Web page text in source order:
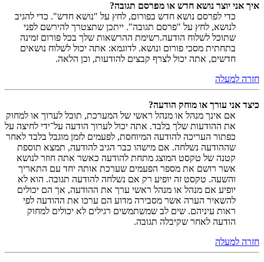
איך אני יוצר נושא חדש או מפרסם תגובה?
כדי לפרסם נושא חדש בפורום, לחץ על "נושא חדש". כדי להגיב
לנושא, לחץ על "פרסם תגובה". ייתכן שתצטרך להירשם לפני
שתוכל לשלוח הודעה.רשימת ההרשאות שלך בכל פורום זמינה
בתחתית מסכי פורום ונושא. לדוגמא: אתה יכול לשלוח נושאים
חדשים, אתה יכול לצרף קבצים להודעות, וכן הלאה.
חזרה למעלה
כיצד אני עורך או מוחק הודעה?
אם אינך מנהל או מנהל ראשי של המערכת, תוכל לערוך או למחוק
את ההודעות שלך בלבד. אתה יכול לערוך הודעה על־ידי לחיצה על
כפתור העריכה להודעה המיוחסת, לפעמים לזמן מוגבל בלבד לאחר
שההודעה נשלחה. אם מישהו כבר הגיב להודעה, תמצא תוספת
קטנה של טקסט המוצג מתחת להודעה כאשר אתה חוזר לנושא
אשר רושם את מספר הפעמים שערכת אותה יחד עם התאריך
והשעה. טקסט זה יופיע רק אם נשלחה להודעה תגובה. הוא לא
יופיע אם מנהל או מנהל ראשי ערך את ההודעה, אך הם יכולים
להשאיר הערה אשר מסבירה מדוע הם ערכו את ההודעה לפי
ראות עיניהם. שים לב שמשתמשים רגילים לא יכולים למחוק
הודעה לאחר שקיבלה תגובה.
חזרה למעלה